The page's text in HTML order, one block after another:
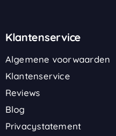
Klantenservice
Algemene voorwaarden
Klantenservice
Reviews
Blog
Privacystatement